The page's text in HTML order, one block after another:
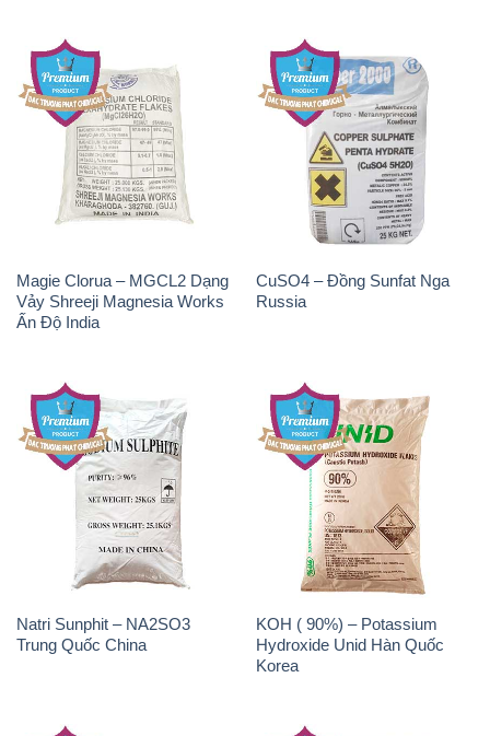
Magie Clorua – MGCL2 Dạng
Vảy Shreeji Magnesia Works
Ấn Độ India
CuSO4 – Đồng Sunfat Nga
Russia
Natri Sunphit – NA2SO3
Trung Quốc China
KOH ( 90%) – Potassium
Hydroxide Unid Hàn Quốc
Korea